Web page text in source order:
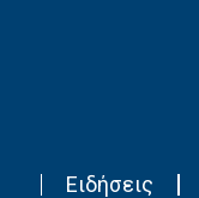
Ειδήσεις